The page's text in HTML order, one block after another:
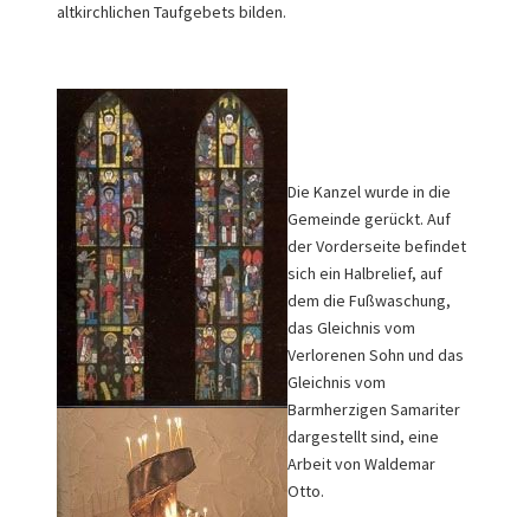
altkirchlichen Taufgebets bilden.
Die Kanzel wurde in die
Gemeinde gerückt. Auf
der Vorderseite befindet
sich ein Halbrelief, auf
dem die Fußwaschung,
das Gleichnis vom
Verlorenen Sohn und das
Gleichnis vom
Barmherzigen Samariter
dargestellt sind, eine
Arbeit von Waldemar
Otto.